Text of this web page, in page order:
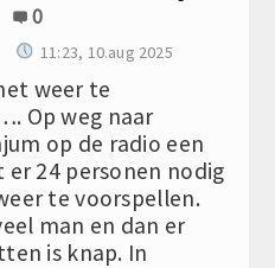
0
11:23, 10.aug 2025
weer te
Op weg naar
op de radio een
24 personen nodig
te voorspellen.
man en dan er
is knap. In